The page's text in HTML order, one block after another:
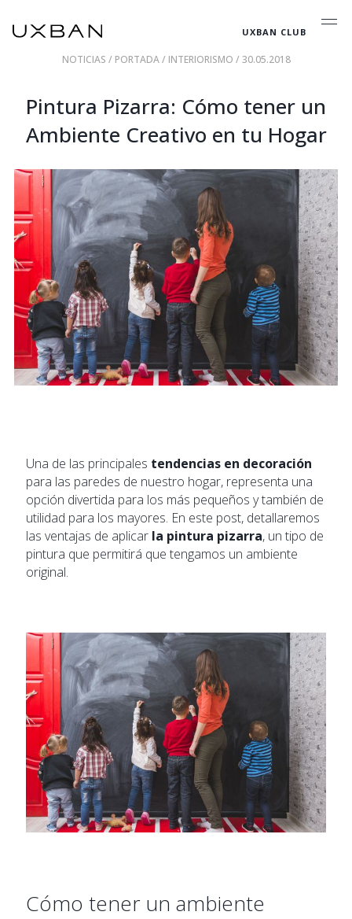
UXBAN CLUB
NOTICIAS / PORTADA/ INTERIORISMO / 30.05.2018
Pintura Pizarra: Cómo tener un
Ambiente Creativo en tu Hogar
Una de las principales tendencias en decoración
para las paredes de nuestro hogar, representa una
opción divertida para los más pequeños y también de
utilidad para los mayores. En este post, detallaremos
las ventajas de aplicarla pintura pizarra, un tipo de
pintura que permitirá que tengamos un ambiente
original.
Cómo tener un ambiente